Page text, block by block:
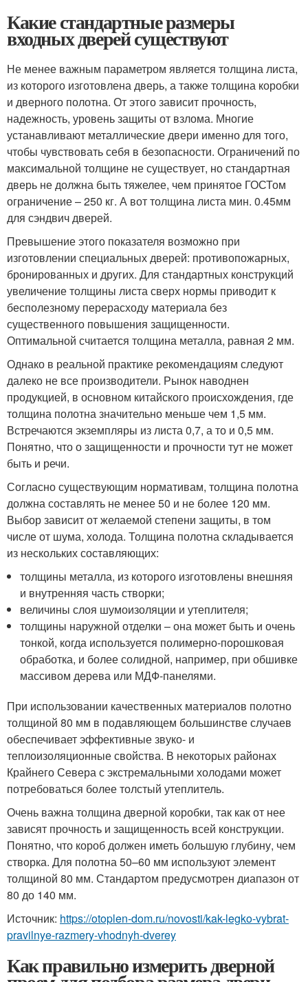
Какие стандартные размеры
входных дверей существуют
Не менее важным параметром является толщина листа,
из которого изготовлена дверь, а также толщина коробки
и дверного полотна. От этого зависит прочность,
надежность, уровень защиты от взлома. Многие
устанавливают металлические двери именно для того,
чтобы чувствовать себя в безопасности. Ограничений по
максимальной толщине не существует, но стандартная
дверь не должна быть тяжелее, чем принятое ГОСТом
ограничение – 250 кг. А вот толщина листа мин. 0.45мм
для сэндвич дверей.
Превышение этого показателя возможно при
изготовлении специальных дверей: противопожарных,
бронированных и других. Для стандартных конструкций
увеличение толщины листа сверх нормы приводит к
бесполезному перерасходу материала без
существенного повышения защищенности.
Оптимальной считается толщина металла, равная 2 мм.
Однако в реальной практике рекомендациям следуют
далеко не все производители. Рынок наводнен
продукцией, в основном китайского происхождения, где
толщина полотна значительно меньше чем 1,5 мм.
Встречаются экземпляры из листа 0,7, а то и 0,5 мм.
Понятно, что о защищенности и прочности тут не может
быть и речи.
Согласно существующим нормативам, толщина полотна
должна составлять не менее 50 и не более 120 мм.
Выбор зависит от желаемой степени защиты, в том
числе от шума, холода. Толщина полотна складывается
из нескольких составляющих:
толщины металла, из которого изготовлены внешняя
и внутренняя часть створки;
величины слоя шумоизоляции и утеплителя;
толщины наружной отделки – она может быть и очень
тонкой, когда используется полимерно-порошковая
обработка, и более солидной, например, при обшивке
массивом дерева или МДФ-панелями.
При использовании качественных материалов полотно
толщиной 80 мм в подавляющем большинстве случаев
обеспечивает эффективные звуко- и
теплоизоляционные свойства. В некоторых районах
Крайнего Севера с экстремальными холодами может
потребоваться более толстый утеплитель.
Очень важна толщина дверной коробки, так как от нее
зависят прочность и защищенность всей конструкции.
Понятно, что короб должен иметь большую глубину, чем
створка. Для полотна 50–60 мм используют элемент
толщиной 80 мм. Стандартом предусмотрен диапазон от
80 до 140 мм.
Источник: https://otoplen-dom.ru/novosti/kak-legko-vybrat-
pravilnye-razmery-vhodnyh-dverey
Как правильно измерить дверной